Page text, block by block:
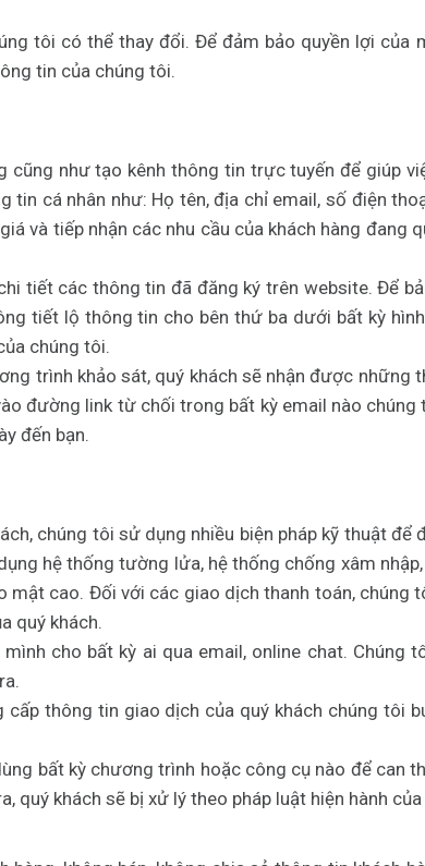
tôi có thể thay đổi. Để đảm bảo quyền lợi của
tin của chúng tôi.
cũng như tạo kênh thông tin trực tuyến để giúp
tin cá nhân như: Họ tên, địa chỉ email, số điện
và tiếp nhận các nhu cầu của khách hàng đang
tiết các thông tin đã đăng ký trên website. Để
tiết lộ thông tin cho bên thứ ba dưới bất kỳ
chúng tôi.
trình khảo sát, quý khách sẽ nhận được những
đường link từ chối trong bất kỳ email nào
đến bạn.
chúng tôi sử dụng nhiều biện pháp kỹ thuật
hệ thống tường lửa, hệ thống chống xâm
cao. Đối với các giao dịch thanh toán, chúng
quý khách.
cho bất kỳ ai qua email, online chat. Chúng
thông tin giao dịch của quý khách chúng tôi
bất kỳ chương trình hoặc công cụ nào để can
quý khách sẽ bị xử lý theo pháp luật hiện hành